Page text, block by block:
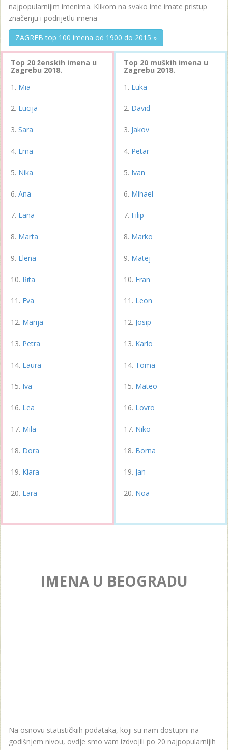
najpopularnijim imenima. Klikom na svako ime imate pristup
značenju i podrijetlu imena
ZAGREB top 100 imena od 1900 do 2015 »
Top 20 ženskih imena u
Zagrebu 2018.
Mia
Lucija
Sara
Ema
Nika
Ana
Lana
Marta
Elena
Rita
Eva
Marija
Petra
Laura
Iva
Lea
Mila
Dora
Klara
Lara
Top 20 muških imena u
Zagrebu 2018.
Luka
David
Jakov
Petar
Ivan
Mihael
Filip
Marko
Matej
Fran
Leon
Josip
Karlo
Toma
Mateo
Lovro
Niko
Borna
Jan
Noa
IMENA U BEOGRADU
Na osnovu statističkiih podataka, koji su nam dostupni na
godišnjem nivou, ovdje smo vam izdvojili po 20 najpopularnijih